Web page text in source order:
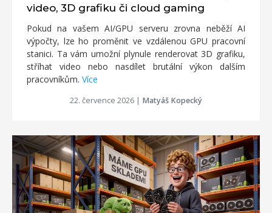
video, 3D grafiku či cloud gaming
Pokud na vašem AI/GPU serveru zrovna neběží AI
výpočty, lze ho proměnit ve vzdálenou GPU pracovní
stanici. Ta vám umožní plynule renderovat 3D grafiku,
stříhat video nebo nasdílet brutální výkon dalším
pracovníkům. Více
22. července 2026 | Matyáš Kopecký